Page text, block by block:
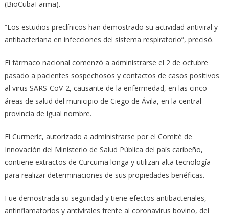
(BioCubaFarma).
“Los estudios preclínicos han demostrado su actividad antiviral y
antibacteriana en infecciones del sistema respiratorio”, precisó.
El fármaco nacional comenzó a administrarse el 2 de octubre
pasado a pacientes sospechosos y contactos de casos positivos
al virus SARS-CoV-2, causante de la enfermedad, en las cinco
áreas de salud del municipio de Ciego de Ávila, en la central
provincia de igual nombre.
El Curmeric, autorizado a administrarse por el Comité de
Innovación del Ministerio de Salud Pública del país caribeño,
contiene extractos de Curcuma longa y utilizan alta tecnología
para realizar determinaciones de sus propiedades benéficas.
Fue demostrada su seguridad y tiene efectos antibacteriales,
antinflamatorios y antivirales frente al coronavirus bovino, del